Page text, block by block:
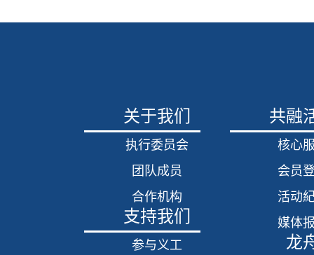
关于我们
执行委员会
团队成员
合作机构
支持我们
参与义工
共融
核心
会员
活动
媒体
龙